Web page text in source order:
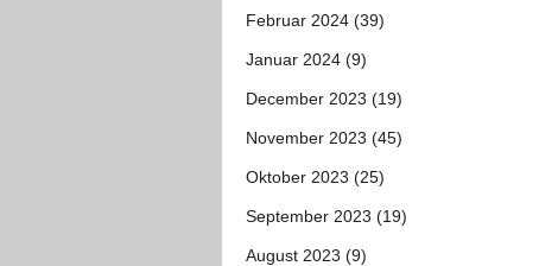
Februar 2024 (39)
Januar 2024 (9)
December 2023 (19)
November 2023 (45)
Oktober 2023 (25)
September 2023 (19)
August 2023 (9)